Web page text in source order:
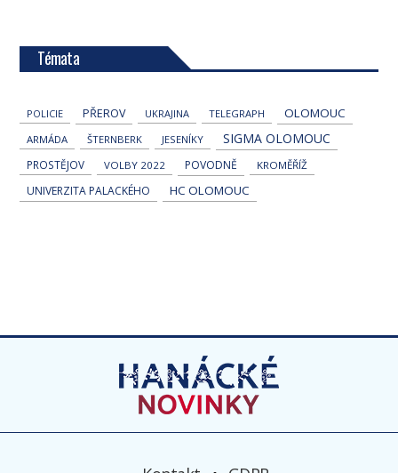
Témata
POLICIE PŘEROV UKRAJINA TELEGRAPH OLOMOUC
ARMÁDA ŠTERNBERK JESENÍKY SIGMA OLOMOUC
PROSTĚJOV VOLBY 2022 POVODNĚ KROMĚŘÍŽ
UNIVERZITA PALACKÉHO HC OLOMOUC